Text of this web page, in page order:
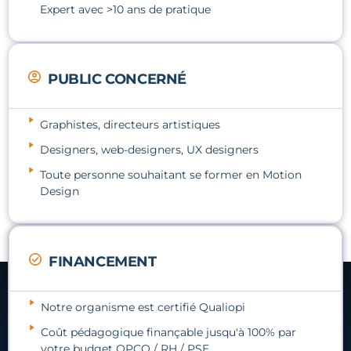
Expert avec >10 ans de pratique
PUBLIC CONCERNÉ
Graphistes, directeurs artistiques
Designers, web-designers, UX designers
Toute personne souhaitant se former en Motion
Design
FINANCEMENT
Notre organisme est certifié Qualiopi
Coût pédagogique finançable jusqu'à 100% par